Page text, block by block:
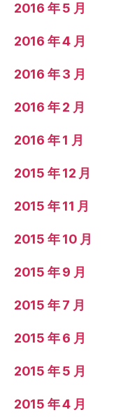
2016 年 5 月
2016 年 4 月
2016 年 3 月
2016 年 2 月
2016 年 1 月
2015 年 12 月
2015 年 11 月
2015 年 10 月
2015 年 9 月
2015 年 7 月
2015 年 6 月
2015 年 5 月
2015 年 4 月